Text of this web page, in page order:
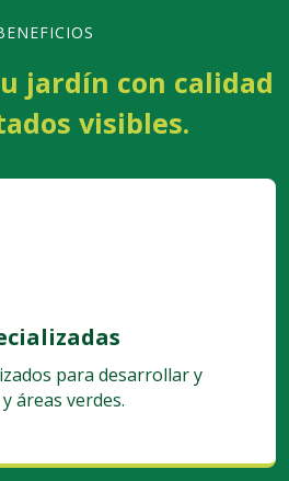
jardín con calidad
visibles.
áreas verdes.